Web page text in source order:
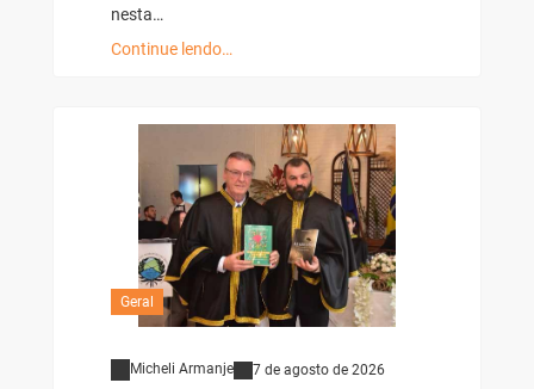
nesta…
Continue lendo…
Geral
Micheli Armanje 7 de agosto de 2026